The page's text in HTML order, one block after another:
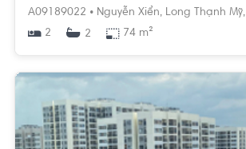
A09189022 • Nguyễn Xiển, Long Thạnh Mỹ,
2
2 74 m²